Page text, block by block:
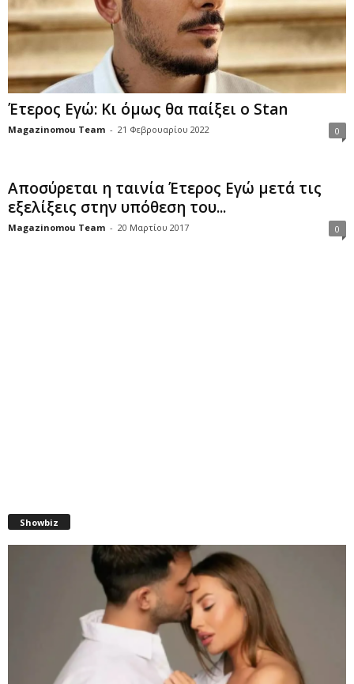
Έτερος Εγώ: Κι όμως θα παίξει ο Stan
Magazinomou Team - 21 Φεβρουαρίου 2022 0
Αποσύρεται η ταινία Έτερος Εγώ μετά τις
εξελίξεις στην υπόθεση του...
Magazinomou Team - 20 Μαρτίου 2017 0
Showbiz